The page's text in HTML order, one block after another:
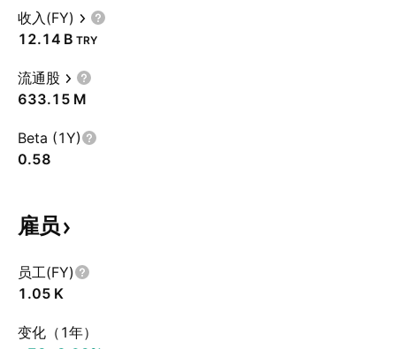
收入(FY)
‪12.14 B‬ TRY
流通股
‪633.15 M‬
Beta (1Y)
0.58
雇员
员工(FY)
‪1.05 K‬
变化（1年）